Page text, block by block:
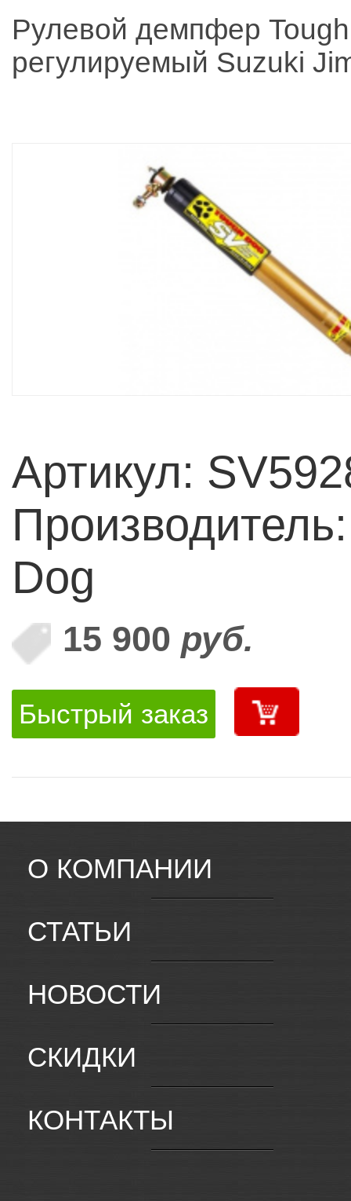
Рулевой демпфер
регулируемый Suzuki
Артикул:
Dog
15 900 руб.
Быстрый заказ
О КОМПАНИИ
СТАТЬИ
НОВОСТИ
СКИДКИ
КОНТАКТЫ